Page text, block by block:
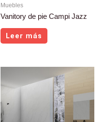
Muebles
Vanitory de pie Campi Jazz
Leer más